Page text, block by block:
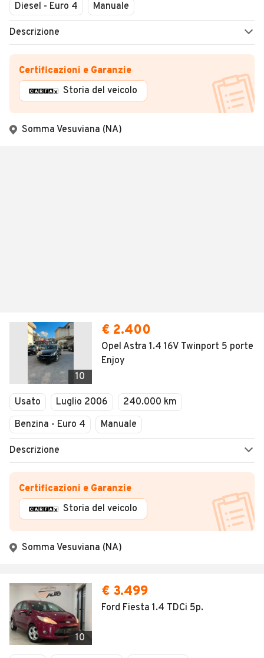
Diesel - Euro 4
Manuale
Descrizione
Certificazioni e Garanzie
Storia del veicolo
Somma Vesuviana (NA)
10
€ 2.400
Opel Astra 1.4 16V Twinport 5 porte
Enjoy
Usato Luglio 2006
240.000 km
Benzina - Euro 4
Manuale
Descrizione
Certificazioni e Garanzie
Storia del veicolo
Somma Vesuviana (NA)
10
€ 3.499
Ford Fiesta 1.4 TDCi 5p.